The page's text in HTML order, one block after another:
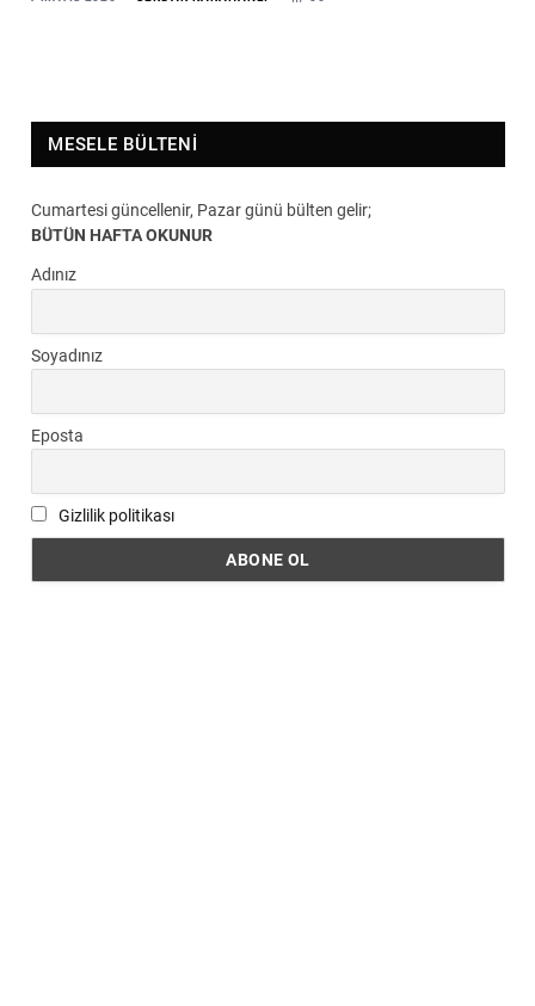
MESELE BÜLTENI
Cumartesi güncellenir, Pazar günü bülten gelir;
BÜTÜN HAFTA OKUNUR
Adınız
Soyadınız
Eposta
Gizlilik politikası